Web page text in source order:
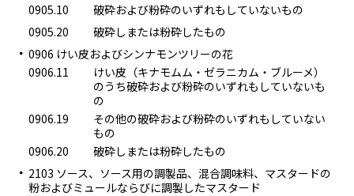
0905.10
破砕および粉砕のいずれもしていないもの
0905.20
破砕しまたは粉砕したもの
0906 けい皮およびシンナモンツリーの花
0906.11
けい皮（キナモムム・ゼラニカム・ブルーメ）
のうち破砕および粉砕のいずれもしていないも
の
0906.19
その他の破砕および粉砕のいずれもしていない
もの
0906.20
破砕しまたは粉砕したもの
2103 ソース、ソース用の調製品、混合調味料、マスタードの
粉およびミュールならびに調製したマスタード